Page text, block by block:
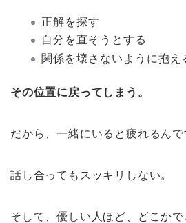
正解を探す
自分を直そうとする
関係を壊さないように抱え
その位置に戻ってしまう。
だから、一緒にいると疲れるんで
話し合ってもスッキリしない。
そして、優しい人ほど、どこかで